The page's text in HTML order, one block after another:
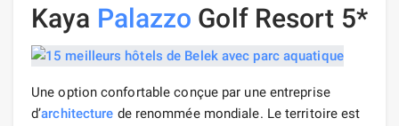
Kaya Palazzo Golf Resort 5*
Une option confortable conçue par une entreprise
d’architecture de renommée mondiale. Le territoire est